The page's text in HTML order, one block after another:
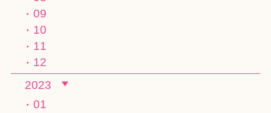
09
10
11
12
2023
01